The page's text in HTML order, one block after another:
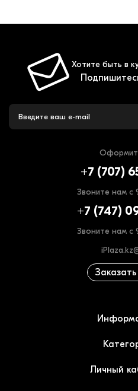
Хотите быть в
+7 (707)
Звоните нам с
+7 (747)
Звоните нам с
Личный